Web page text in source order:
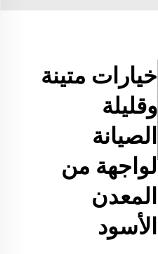
خيارات متينة
وقليلة
الصيانة
لواجهة من
المعدن
الأسود